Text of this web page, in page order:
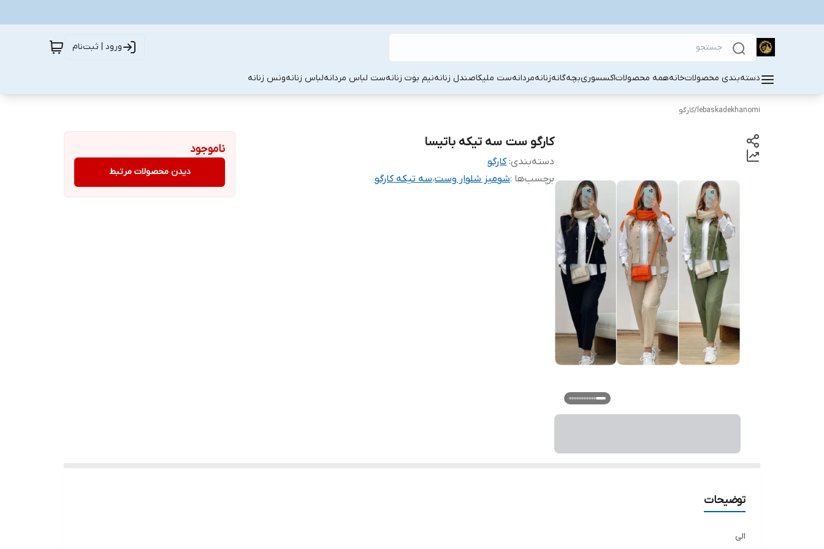
ورود | ثبت‌نام
دسته‌بندی محصولاتخانههمه محصولاتاکسسوریبچه‌گانهزنانهمردانهست ملیکاصندل زنانهنیم بوت زنانهست لباس مردانهلباس زنانهونس زنانه
lebaskadekhanomi
/کارگو
کارگو ست سه تیکه باتیسا
دسته‌بندی:کارگو
برچسب‌ها :شومیز شلوار وست،سه تیکه کارگو
ناموجود
دیدن محصولات مرتبط
توضیحات
الی